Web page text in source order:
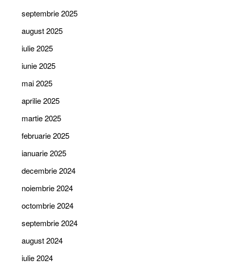
septembrie 2025
august 2025
iulie 2025
iunie 2025
mai 2025
aprilie 2025
martie 2025
februarie 2025
ianuarie 2025
decembrie 2024
noiembrie 2024
octombrie 2024
septembrie 2024
august 2024
iulie 2024